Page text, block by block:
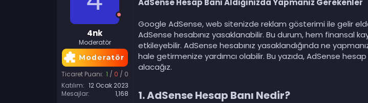
4nk
Moderatör
Ticaret Puanı: 1 / 0 / 0
Katılım
12 Ocak 2023
Mesajlar
1,168
AdSense Hesap Banı Aldığınızda Yapmanız Gerekenler
Google AdSense, web sitenizde reklam gösterimi ile gelir
AdSense hesabınız yasaklanabilir. Bu durum, hem finansal
etkileyebilir. AdSense hesabınız yasaklandığında ne
hale getirmenize yardımcı olabilir. Bu yazıda, AdSense
alacağız.
1.AdSense Hesap Banı Nedir?